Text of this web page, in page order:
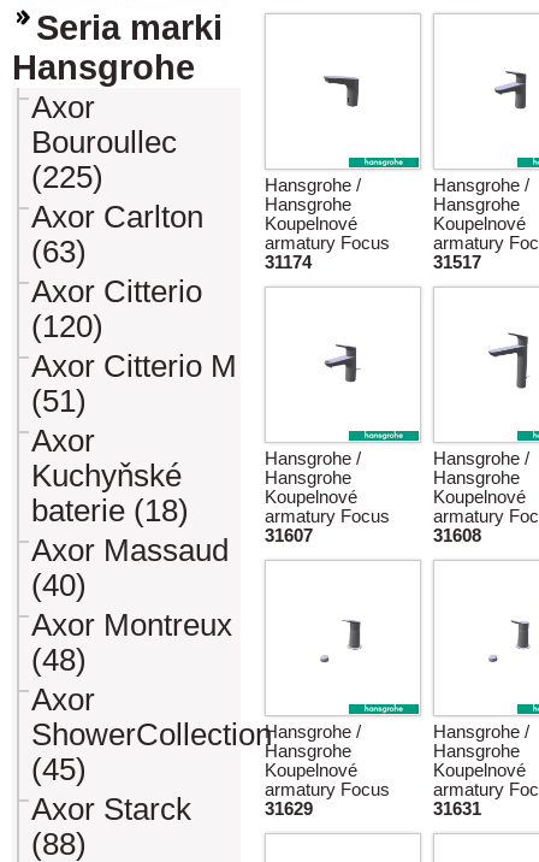
Seria marki
Hansgrohe
Axor
Bouroullec
(225)
Axor Carlton
(63)
Axor Citterio
(120)
Axor Citterio M
(51)
Axor
Kuchyňské
baterie (18)
Axor Massaud
(40)
Axor Montreux
(48)
Axor
ShowerCollection
(45)
Axor Starck
(88)
Hansgrohe /
Hansgrohe
Koupelnové
armatury Focus
31174
Hansgrohe /
Hansgrohe
Koupelnové
armatury
31517
Hansgrohe /
Hansgrohe
Koupelnové
armatury Focus
31607
Hansgrohe /
Hansgrohe
Koupelnové
armatury
31608
Hansgrohe /
Hansgrohe
Koupelnové
armatury Focus
31629
Hansgrohe /
Hansgrohe
Koupelnové
armatury
31631